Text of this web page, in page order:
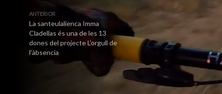
ANTERIOR
La santeulalienca Imma
Cladellas és una de les 13
dones del projecte L’orgull de
l’àbsencia